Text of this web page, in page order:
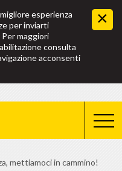
esperienza
per inviarti
maggiori
consulta
acconsenti
mettiamoci in cammino!